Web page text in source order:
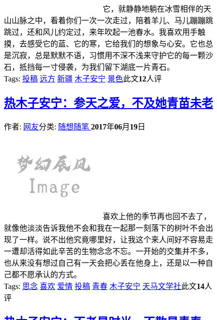
它，就静静地躺在冰雪相伴的天
山山脉之中，看着你们一次一次走过，陪着羊儿、马儿蹦蹦跳
跳过，还和风儿约定过，来年吹起一池春水。我喜欢用手触
摸，去感受它的蓝、它的寒，它给我们的想象与心安。它也总
是沉寂，总是默默不语，习惯用不深不浅来守护它的每一颗沙
石，抵挡每一寸侵袭，为我们留下湖底一片青石。
Tags: 投稿 远方 新疆 木子安宁 景色此文12人评
热木子安宁：参天之爱，不及她青苗未老
作者: 网友分类: 随想随笔 2017年06月 19 日
喜欢上他的季节再也回不去了，
就像他淡淡告诉我他不会和我在一起那一刻落下的树叶不会出
现了一样。说不出他究竟哪里好，让我这个来人间好不容易走
一遭却活得如此辛苦的生物念念不忘。一开始的交集并不多，
也从来没有想过自己有一天会把心丢在他身上，还是以一种自
己都不愿承认的方式。
Tags: 思念 喜欢 爱情 投稿 青春 木子安宁 天马文学社此文14人
评